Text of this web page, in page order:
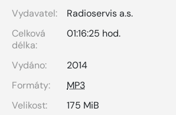
Vydavatel:
Radioservis a.s.
Celková
délka:
01:16:25 hod.
Vydáno:
2014
Formáty:
MP3
Velikost:
175 MiB